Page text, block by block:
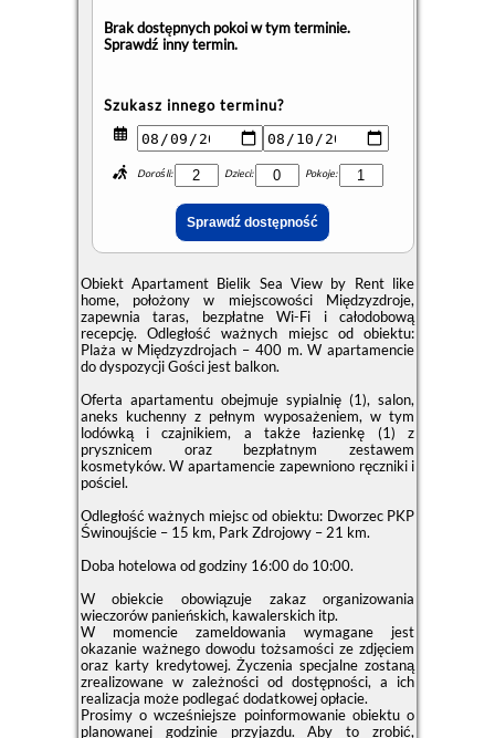
Brak dostępnych pokoi w tym terminie.
Sprawdź inny termin.
Szukasz innego terminu?
Dorośli: Dzieci: Pokoje:
Obiekt Apartament Bielik Sea View by Rent like
home, położony w miejscowości Międzyzdroje,
zapewnia taras, bezpłatne Wi-Fi i całodobową
recepcję. Odległość ważnych miejsc od obiektu:
Plaża w Międzyzdrojach – 400 m. W apartamencie
do dyspozycji Gości jest balkon.
Oferta apartamentu obejmuje sypialnię (1), salon,
aneks kuchenny z pełnym wyposażeniem, w tym
lodówką i czajnikiem, a także łazienkę (1) z
prysznicem oraz bezpłatnym zestawem
kosmetyków. W apartamencie zapewniono ręczniki i
pościel.
Odległość ważnych miejsc od obiektu: Dworzec PKP
Świnoujście – 15 km, Park Zdrojowy – 21 km.
Doba hotelowa od godziny 16:00do 10:00.
W obiekcie obowiązuje zakaz organizowania
wieczorów panieńskich, kawalerskich itp.
W momencie zameldowania wymagane jest
okazanie ważnego dowodu tożsamości ze zdjęciem
oraz karty kredytowej. Życzenia specjalne zostaną
zrealizowane w zależności od dostępności, a ich
realizacja może podlegać dodatkowej opłacie.
Prosimy o wcześniejsze poinformowanie obiektu o
planowanej godzinie przyjazdu. Aby to zrobić,